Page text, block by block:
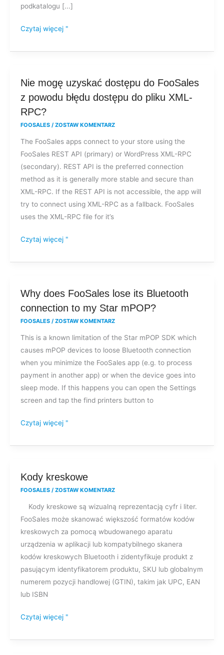
podkatalogu [...]
Czytaj więcej "
Nie mogę uzyskać dostępu do FooSales
z powodu błędu dostępu do pliku XML-
RPC?
FOOSALES / ZOSTAW KOMENTARZ
The FooSales apps connect to your store using the
FooSales REST API (primary) or WordPress XML-RPC
(secondary). REST API is the preferred connection
method as it is generally more stable and secure than
XML-RPC. If the REST API is not accessible, the app will
try to connect using XML-RPC as a fallback. FooSales
uses the XML-RPC file for it’s
Nie
mogę
FooSales
z
powodu
błędu
dostępu
do
pliku
RPC?
Czytaj więcej "
Why does FooSales lose its Bluetooth
connection to my Star mPOP?
FOOSALES / ZOSTAW KOMENTARZ
This is a known limitation of the Star mPOP SDK which
causes mPOP devices to loose Bluetooth connection
when you minimize the FooSales app (e.g. to process
payment in another app) or when the device goes into
sleep mode. If this happens you can open the Settings
screen and tap the find printers button to
Why
does
its
Bluetooth
connection
to
my
Star
Czytaj więcej "
Kody kreskowe
FOOSALES / ZOSTAW KOMENTARZ
Kody kreskowe są wizualną reprezentacją cyfr i liter.
FooSales może skanować większość formatów kodów
kreskowych za pomocą wbudowanego aparatu
urządzenia w aplikacji lub kompatybilnego skanera
kodów kreskowych Bluetooth i zidentyfikuje produkt z
pasującym identyfikatorem produktu, SKU lub globalnym
numerem pozycji handlowej (GTIN), takim jak UPC, EAN
lub ISBN
Kody
kreskowe
Czytaj więcej "